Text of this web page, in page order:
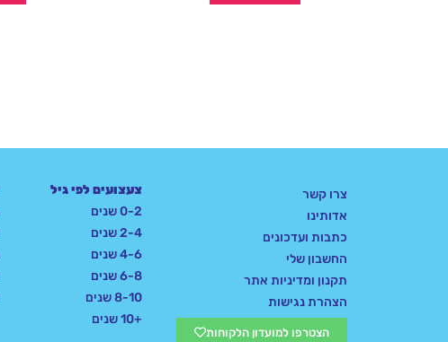
צרו קשר
אדותינו
כתבות ועדכונים
החשבון שלי
תקנון ומדיניות אתר
הצהרת נגישות
הצטרפו למועדון הלקוחות
צעצועים לפי גיל
0-2 שנים
2-4 שנים
4-6 שנים
6-8 שנים
8-10 שנים
+10 שנים